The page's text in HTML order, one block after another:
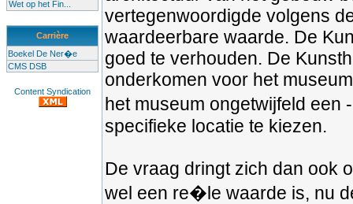
Wet op het Fin...
Carrière
Boekel De Ner�e
CMS DSB
Content Syndication
vertegenwoordigde volgens
waardeerbare waarde. De
goed te verhouden. De
onderkomen voor het
het museum ongetwijfeld
specifieke locatie te kiezen.
De vraag dringt zich dan ook
wel een re�le waarde is, nu